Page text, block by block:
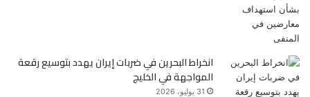
انخراط البحرين في ضربات إيران يهدد بتوسيع رقعة
المواجهة في الخليج
31 يوليو، 2026